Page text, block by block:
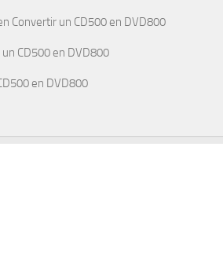
Convertir un CD500 en DVD800
CD500 en DVD800
en DVD800